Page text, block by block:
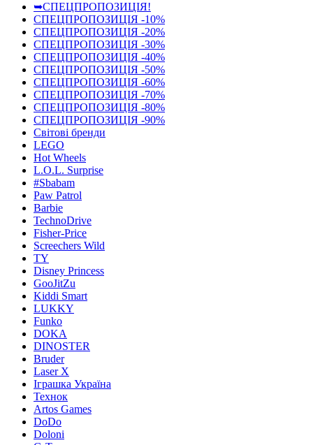
➥СПЕЦПРОПОЗИЦІЯ!
СПЕЦПРОПОЗИЦІЯ -10%
СПЕЦПРОПОЗИЦІЯ -20%
СПЕЦПРОПОЗИЦІЯ -30%
СПЕЦПРОПОЗИЦІЯ -40%
СПЕЦПРОПОЗИЦІЯ -50%
СПЕЦПРОПОЗИЦІЯ -60%
СПЕЦПРОПОЗИЦІЯ -70%
СПЕЦПРОПОЗИЦІЯ -80%
СПЕЦПРОПОЗИЦІЯ -90%
Світові бренди
LEGO
Hot Wheels
L.O.L. Surprise
#Sbabam
Paw Patrol
Barbie
TechnoDrive
Fisher-Price
Screechers Wild
TY
Disney Princess
GooJitZu
Kiddi Smart
LUKKY
Funko
DOKA
DINOSTER
Bruder
Laser X
Іграшка Україна
Технок
Artos Games
DoDo
Doloni